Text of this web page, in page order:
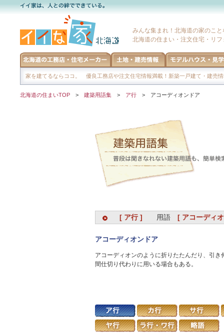
みんな集まれ！北海道の家のこ
北海道の住まい・注文住宅・リ
家を建てるならココ。 優良工務店や注文住宅情報満載！新築一戸建て・建売
北海道の住まいTOP > 建築用語集 > ア行 > アコーディオンドア
[ ア行 ] 用語 [ アコーディ
アコーディオンドア
アコーディオンのように折りたたんだり、引
間仕切り代わりに用いる場合もある。